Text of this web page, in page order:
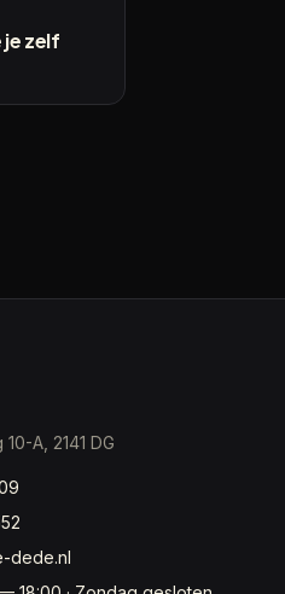
zelf
A, 2141 DG
dede.nl